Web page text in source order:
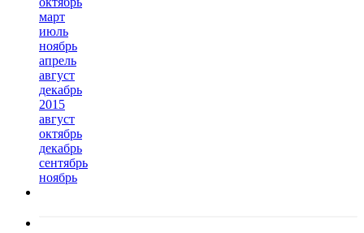
март
июль
ноябрь
апрель
август
декабрь
2015
август
октябрь
декабрь
сентябрь
ноябрь